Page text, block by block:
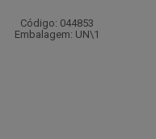
Código: 044853
Embalagem: UN\1